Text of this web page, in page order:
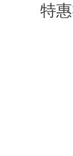
特惠礼